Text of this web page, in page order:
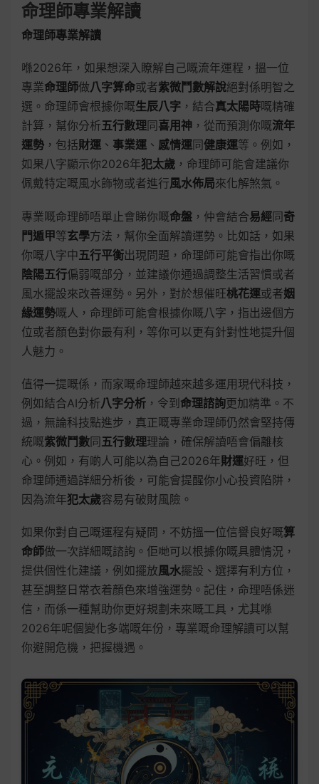
命理師專業解讀
命理師專業解讀
喺2026年，如果想深入瞭解自己嘅流年運程，搵一位
專業命理師做八字算命或者紫微鬥數解說絕對係明智之
選。命理師會根據你嘅生辰八字 ，結合真太陽時嘅精確
計算，幫你分析五行數理同喜用神 ，從而預測你嘅流年
運勢 ，包括財運 、 事業運 、 感情運同健康運等。例如，
如果八字顯示你2026年犯太歲 ，命理師可能會建議你
佩戴特定嘅風水飾物或者進行風水佈局來化解煞氣。
專業嘅命理師唔單止會睇你嘅命盤 ，仲會結合易經同奇
門遁甲等玄學方法，幫你全面解讀運勢。比如話，如果
你嘅八字中五行平衡出現問題，命理師可能會指出你嘅
陰陽五行偏弱嘅部分，並建議你通過調整生活習慣或者
風水擺設來改善運勢。另外，對於想催旺桃花運或者姻
緣運勢嘅人，命理師可能會根據你嘅八字，指出邊個方
位或者顏色對你最有利，等你可以更有針對性地提升個
人魅力。
值得一提嘅係，而家嘅命理師越來越多運用現代科技，
例如結合AI分析八字分析 ，令到 命理諮詢更加精準。不
過，無論科技點進步，真正嘅專業命理師仍然會堅持傳
統嘅紫微鬥數同五行數理理論，確保解讀唔會偏離核
心。例如，有啲人可能以為自己2026年財運好旺，但
命理師通過詳細分析後，可能會提醒你小心投資陷阱，
因為流年犯太歲容易有破財風險。
如果你對自己嘅運程有疑問，不妨搵一位信譽良好嘅算
命師做一次詳細嘅諮詢。佢哋可以根據你嘅具體情況，
提供個性化建議，例如擺放風水擺設、選擇有利方位，
甚至調整日常衣着顏色來增強運勢。記住，命理唔係迷
信，而係一種幫助你更好規劃未來嘅工具，尤其喺
2026年呢個變化多端嘅年份，專業嘅命理解讀可以幫
你避開危機，把握機遇。